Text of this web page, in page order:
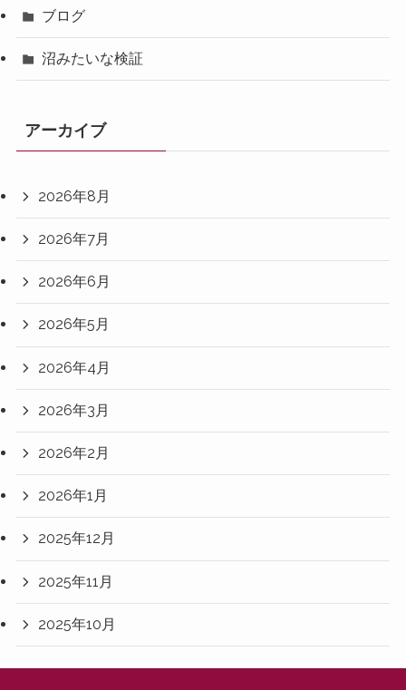
ブログ
沼みたいな検証
アーカイブ
2026年8月
2026年7月
2026年6月
2026年5月
2026年4月
2026年3月
2026年2月
2026年1月
2025年12月
2025年11月
2025年10月